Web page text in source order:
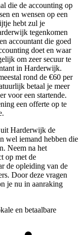
die de accounting op
en wensen op een
hebt zul je
tegenkomen
accountant die goed
doet en waar
om zeer secuur te
in Harderwijk.
rond de €60 per
betaal je meer
voor een startende.
een offerte op te
uit Harderwijk de
wel iemand hebben die
Neem na het
op met de
de opleiding van de
Door deze vragen
je nu in aanraking
en betaalbare